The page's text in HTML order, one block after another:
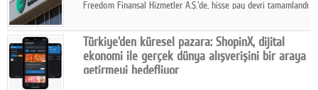
Freedom Finansal Hizmetler A.Ş.'de, hisse pay devri tamamlandı
Turkish Bank'ın ticaret unvanının “Freedom Bank A.Ş.” olmasına
karar verildi.
Türkiye'den küresel pazara: ShopinX, dijital
ekonomi ile gerçek dünya alışverişini bir araya
getirmeyi hedefliyor